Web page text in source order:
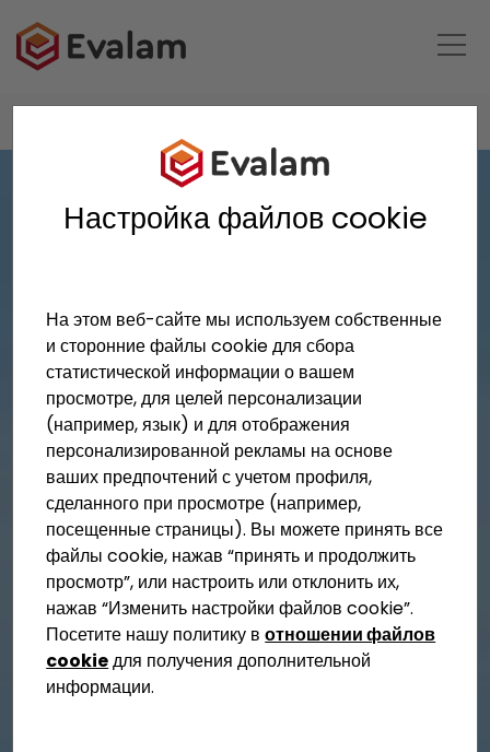
Настройка файлов cookie
На этом веб-сайте мы используем собственные
и сторонние файлы cookie для сбора
статистической информации о вашем
просмотре, для целей персонализации
(например, язык) и для отображения
персонализированной рекламы на основе
ваших предпочтений с учетом профиля,
сделанного при просмотре (например,
посещенные страницы). Вы можете принять все
файлы cookie, нажав“принять и продолжить
просмотр”, или настроить или отклонить их,
нажав “Изменить настройки файлов cookie”.
Посетите нашу политику вотношении файлов
cookieдля получения дополнительной
информации.